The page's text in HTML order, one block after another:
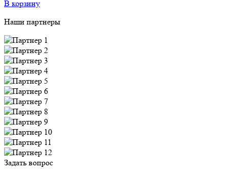
В корзину
Наши партнеры
Задать вопрос